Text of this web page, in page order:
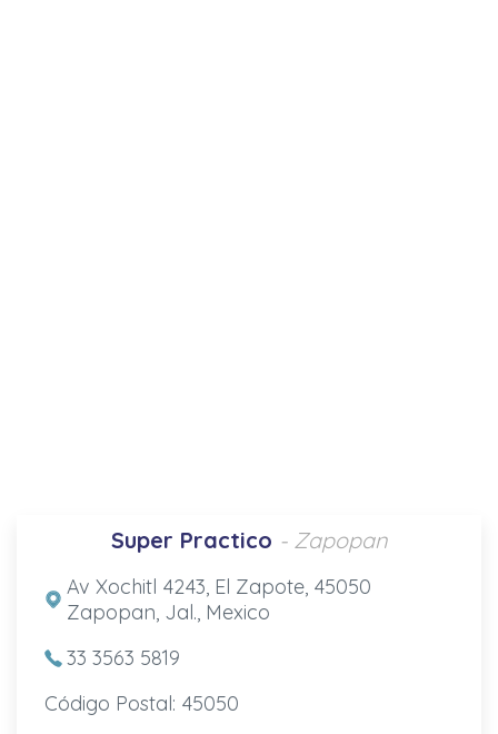
Super Practico - Zapopan
Av Xochitl 4243, El Zapote, 45050
Zapopan, Jal., Mexico
33 3563 5819
Código Postal: 45050